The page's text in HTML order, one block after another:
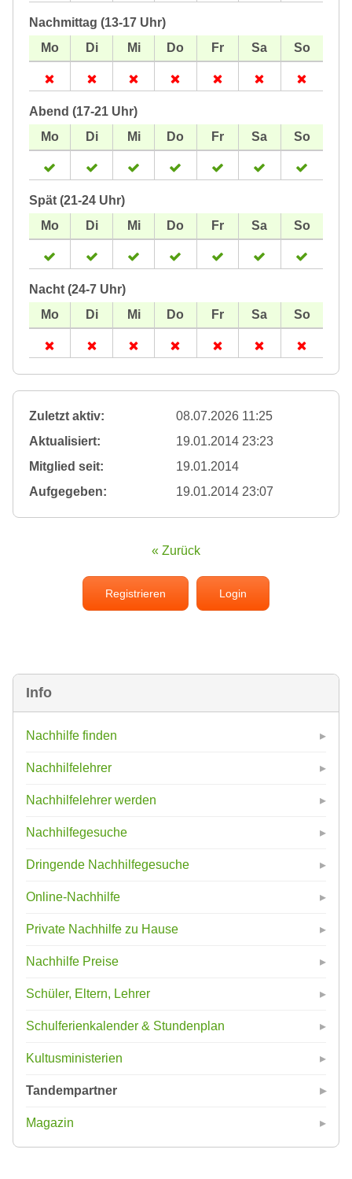
Info
Nachhilfe finden
Nachhilfelehrer
Nachhilfelehrer werden
Nachhilfegesuche
Dringende Nachhilfegesuche
Online-Nachhilfe
Private Nachhilfe zu Hause
Nachhilfe Preise
Schüler, Eltern, Lehrer
Schulferienkalender & Stundenplan
Kultusministerien
Tandempartner
Magazin
Nachmittag (13-17 Uhr)
Abend (17-21 Uhr)
Spät (21-24 Uhr)
Nacht (24-7 Uhr)
Zuletzt aktiv:
08.07.2026 11:25
Aktualisiert:
19.01.2014 23:23
Mitglied seit:
19.01.2014
Aufgegeben:
19.01.2014 23:07
« Zurück
Registrieren Login